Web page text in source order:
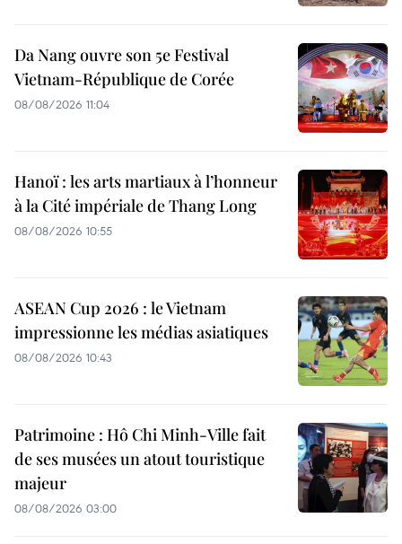
Da Nang ouvre son 5e Festival
Vietnam-République de Corée
08/08/2026 11:04
Hanoï : les arts martiaux à l’honneur
à la Cité impériale de Thang Long
08/08/2026 10:55
ASEAN Cup 2026 : le Vietnam
impressionne les médias asiatiques
08/08/2026 10:43
Patrimoine : Hô Chi Minh-Ville fait
de ses musées un atout touristique
majeur
08/08/2026 03:00